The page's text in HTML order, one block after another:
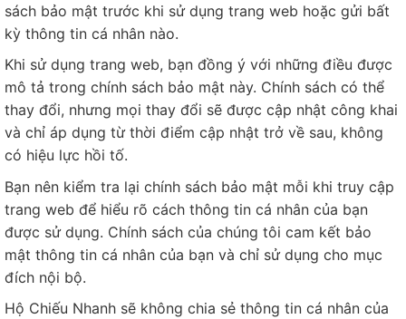
sách bảo mật trước khi sử dụng trang web hoặc gửi bất
kỳ thông tin cá nhân nào.
Khi sử dụng trang web, bạn đồng ý với những điều được
mô tả trong chính sách bảo mật này. Chính sách có thể
thay đổi, nhưng mọi thay đổi sẽ được cập nhật công khai
và chỉ áp dụng từ thời điểm cập nhật trở về sau, không
có hiệu lực hồi tố.
Bạn nên kiểm tra lại chính sách bảo mật mỗi khi truy cập
trang web để hiểu rõ cách thông tin cá nhân của bạn
được sử dụng. Chính sách của chúng tôi cam kết bảo
mật thông tin cá nhân của bạn và chỉ sử dụng cho mục
đích nội bộ.
Hộ Chiếu Nhanh sẽ không chia sẻ thông tin cá nhân của
Nhập số điện thoại
cần được tư vấn
Dịch vụ cần tư
vấn*
Tư vấn
cho tôi